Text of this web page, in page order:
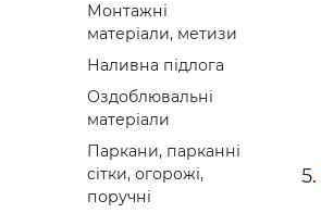
Монтажні
матеріали, метизи
Наливна підлога
Оздоблювальні
матеріали
Паркани, парканні
сітки, огорожі,
поручні